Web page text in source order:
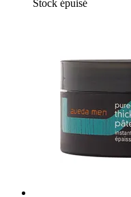
Stock épuisé